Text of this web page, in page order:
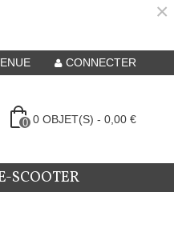
×
CONNECTER
0 0 OBJET(S) - 0,00 €
SCOOTER